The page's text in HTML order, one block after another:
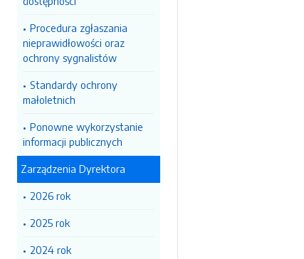
Procedura zgłaszania
nieprawidłowości oraz
ochrony sygnalistów
Standardy ochrony
małoletnich
Ponowne wykorzystanie
informacji publicznych
Zarządzenia Dyrektora
2026 rok
2025 rok
2024 rok